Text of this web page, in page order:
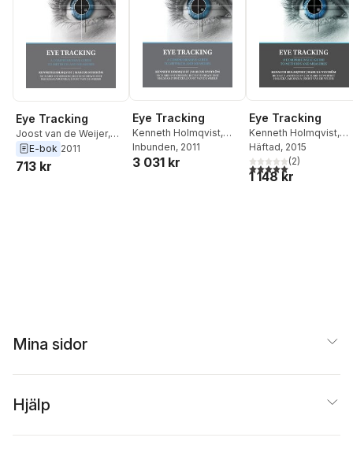
Eye Tracking
Joost van de Weijer,
Halszka Jarodzka
Richard Dewhurst
E-bok 2011
713 kr
Eye Tracking
Kenneth Holmqvist,
Marcus Nyström
Richard Andersson
Inbunden, 2011
3 031 kr
Eye Tracking
Kenneth Holmqvist,
Marcus Nyström
Richard Andersson
Richard Dewhurst
Häftad, 2015
5,0utav 5 stjärnor.
(2)
1 148 kr
Mina sidor
Hjälp